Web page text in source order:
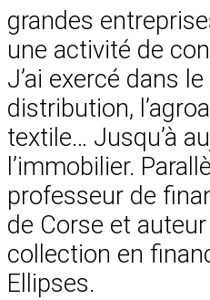
grandes
une activité de
J’ai exercé dans
distribution,
textile… Jusqu’à
l’immobilier.
professeur de
de Corse et
collection en
Ellipses.